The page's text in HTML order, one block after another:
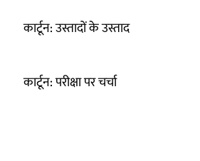
कार्टून: उस्तादों के उस्ताद
कार्टून: परीक्षा पर चर्चा